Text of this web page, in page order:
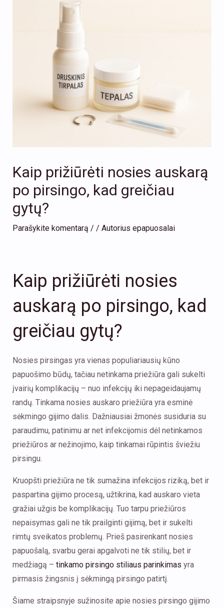
Kaip prižiūrėti nosies auskarą
po pirsingo, kad greičiau
gytų?
Parašykite komentarą / / Autorius epapuosalai
Kaip prižiūrėti nosies
auskarą po pirsingo, kad
greičiau gytų?
Nosies pirsingas yra vienas populiariausių kūno
papuošimo būdų, tačiau netinkama priežiūra gali sukelti
įvairių komplikacijų – nuo infekcijų iki nepageidaujamų
randų. Tinkama nosies auskaro priežiūra yra esminė
sėkmingo gijimo dalis. Dažniausiai žmonės susiduria su
paraudimu, patinimu ar net infekcijomis dėl netinkamos
priežiūros ar nežinojimo, kaip tinkamai rūpintis šviežiu
pirsingu.
Kruopšti priežiūra ne tik sumažina infekcijos riziką, bet ir
paspartina gijimo procesą, užtikrina, kad auskaro vieta
gražiai užgis be komplikacijų. Tuo tarpu priežiūros
nepaisymas gali ne tik prailginti gijimą, bet ir sukelti
rimtų sveikatos problemų. Prieš pasirenkant nosies
papuošalą, svarbu gerai apgalvoti ne tik stilių, bet ir
medžiagą – tinkamo pirsingo stiliaus parinkimas yra
pirmasis žingsnis į sėkmingą pirsingo patirtį.
Šiame straipsnyje sužinosite apie nosies pirsingo gijimo